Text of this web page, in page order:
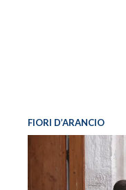
FIORI D’ARANCIO